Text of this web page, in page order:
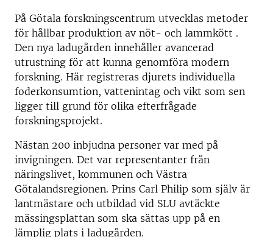
På Götala forskningscentrum utvecklas metoder
för hållbar produktion av nöt- och lammkött .
Den nya ladugården innehåller avancerad
utrustning för att kunna genomföra modern
forskning. Här registreras djurets individuella
foderkonsumtion, vattenintag och vikt som sen
ligger till grund för olika efterfrågade
forskningsprojekt.
Nästan 200 inbjudna personer var med på
invigningen. Det var representanter från
näringslivet, kommunen och Västra
Götalandsregionen. Prins Carl Philip som själv är
lantmästare och utbildad vid SLU avtäckte
mässingsplattan som ska sättas upp på en
lämplig plats i ladugården.